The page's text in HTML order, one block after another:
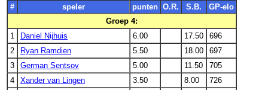
#
speler punten O.R. S.B.
GP-elo
Groep 4:
1
Daniel Nijhuis 6.00 17.50
696
2
Ryan Ramdien 5.50 18.00
697
3
German Sentsov 5.00 11.50
705
4
Xander van Lingen 3.50 8.00
726